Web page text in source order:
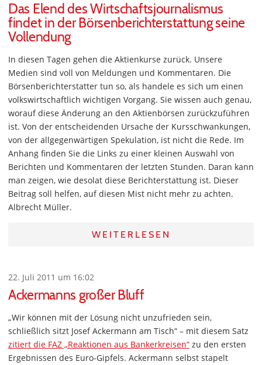
Das Elend des Wirtschaftsjournalismus
findet in der Börsenberichterstattung seine
Vollendung
In diesen Tagen gehen die Aktienkurse zurück. Unsere
Medien sind voll von Meldungen und Kommentaren. Die
Börsenberichterstatter tun so, als handele es sich um einen
volkswirtschaftlich wichtigen Vorgang. Sie wissen auch genau,
worauf diese Änderung an den Aktienbörsen zurückzuführen
ist. Von der entscheidenden Ursache der Kursschwankungen,
von der allgegenwärtigen Spekulation, ist nicht die Rede. Im
Anhang finden Sie die Links zu einer kleinen Auswahl von
Berichten und Kommentaren der letzten Stunden. Daran kann
man zeigen, wie desolat diese Berichterstattung ist. Dieser
Beitrag soll helfen, auf diesen Mist nicht mehr zu achten.
Albrecht Müller.
WEITERLESEN
22. Juli 2011 um 16:02
Ackermanns großer Bluff
„Wir können mit der Lösung nicht unzufrieden sein,
schließlich sitzt Josef Ackermann am Tisch“ – mit diesem Satz
zitiert die FAZ „Reaktionen aus Bankerkreisen“ zu den ersten
Ergebnissen des Euro-Gipfels. Ackermann selbst stapelt